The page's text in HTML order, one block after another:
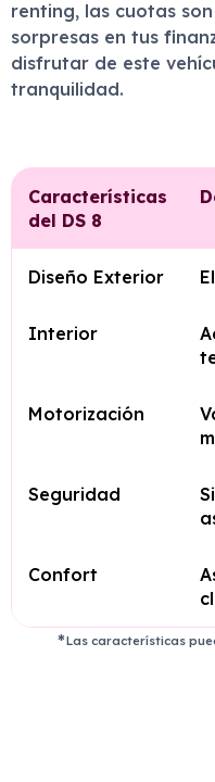
renting, las cuotas
sorpresas en tus
disfrutar de este
tranquilidad.
Características
del DS 8
Diseño Exterior
Interior
Motorización
Seguridad
Confort
Las características